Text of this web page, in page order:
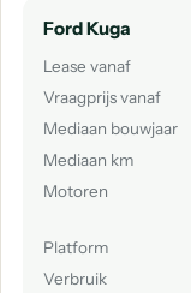
Ford Kuga
Lease vanaf
Vraagprijs vanaf
Mediaan bouwjaar
Mediaan km
Motoren
Platform
Verbruik